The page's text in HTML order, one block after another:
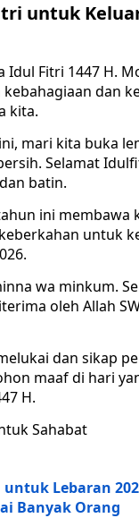
untuk
Idul Fitri 1447 H.
dan
kita.
mari kita buka
Selamat
batin.
ini membawa
untuk
wa minkum.
oleh Allah
dan sikap
maaf di hari
H.
Sahabat
Lebaran
Banyak Orang